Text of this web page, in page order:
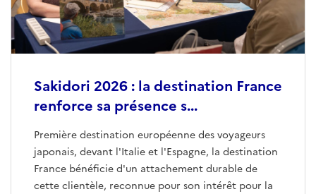
Sakidori 2026 : la destination France
renforce sa présence s...
Première destination européenne des voyageurs
japonais, devant l'Italie et l'Espagne, la destination
France bénéficie d'un attachement durable de
cette clientèle, reconnue pour son intérêt pour la